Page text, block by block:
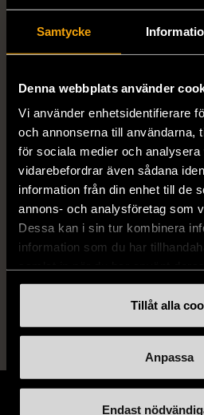
Samtycke
Denna webbplats använder
Vi använder enhetsidentifierare
och annonserna till användarna,
för sociala medier och
vidarebefordrar även sådana
information från din enhet till de
annons- och analysföretag som
Dessa kan i sin tur kombinera
information som du har
Tillåt alla
Anpassa
Endast
players
Age
Varumärke ALF
Produkten är unik och finns
Fri frakt på alla köp över